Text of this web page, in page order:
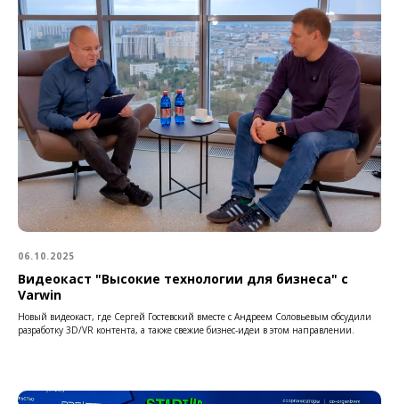
06.10.2025
Видеокаст "Высокие технологии для бизнеса" с
Varwin
Новый видеокаст, где Сергей Гостевский вместе с Андреем Соловьевым обсудили
разработку 3D/VR контента, а также свежие бизнес-идеи в этом направлении.